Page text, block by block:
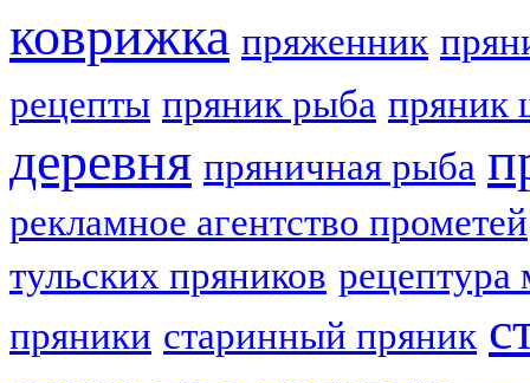
коврижка пряженник
рецепты пряник рыба пряник
деревня пряничная рыба
рекламное агентство прометей
тульских пряников рецептура
пряники старинный пряник